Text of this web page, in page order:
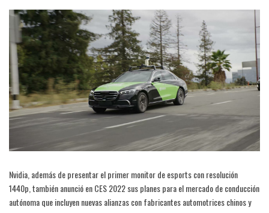
Nvidia, además de presentar el primer monitor de esports con resolución
1440p, también anunció en CES 2022 sus planes para el mercado de conducción
autónoma que incluyen nuevas alianzas con fabricantes automotrices chinos y